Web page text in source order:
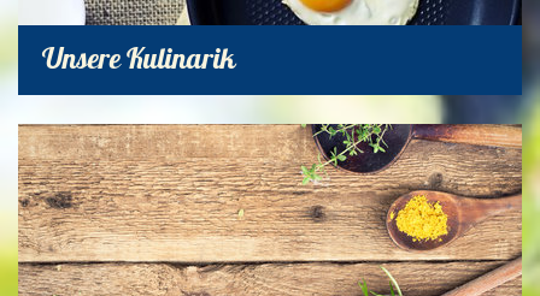
Unsere Kulinarik